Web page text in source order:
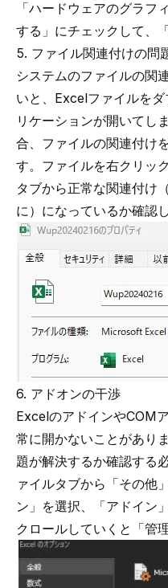
「ハードウェアのグラフ
する」にチェックして、
5. ファイル関連付けの問
システムのファイルの関
いと、Excelファイルを
リケーションが開いてし
合、ファイルの関連付け
す。ファイルを右クリッ
タブから正常な関連付け
に）になっているか確認
6. アドオンの干渉
ExcelのアドインやCOM
常に開かないことがあり
題が解決するか確認する
ァイルタブから「その他
ン」を選択、「アドイン
クロールしていくと「管